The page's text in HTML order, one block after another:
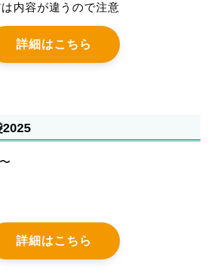
内容が違うので注意
詳細はこちら
2025
詳細はこちら